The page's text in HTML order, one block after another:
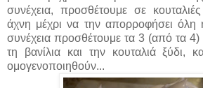
συνέχεια, προσθέτουμε σε
άχνη μέχρι να την απορροφήσει όλη
συνέχεια προσθέτουμε τα 3 (από τα 4)
τη βανίλια και την κουταλιά ξύδι,
ομογενοποιηθούν...